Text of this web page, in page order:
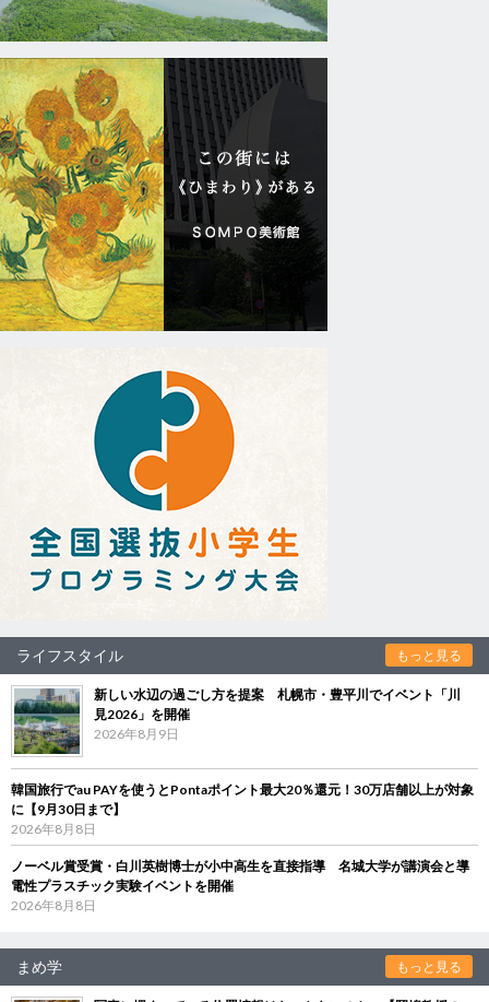
ライフスタイル もっと見る
新しい水辺の過ごし方を提案 札幌市・豊平川でイベント「川
見2026」を開催
2026年8月9日
韓国旅行でau PAYを使うとPontaポイント最大20％還元！30万店舗以上が対象
に【9月30日まで】
2026年8月8日
ノーベル賞受賞・白川英樹博士が小中高生を直接指導 名城大学が講演会と導
電性プラスチック実験イベントを開催
2026年8月8日
まめ学 もっと見る